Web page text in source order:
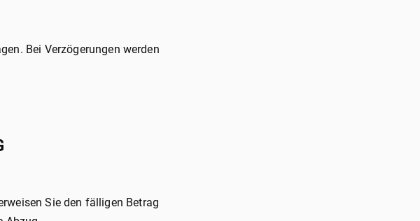
Bei Verzögerungen werden
Sie den fälligen Betrag